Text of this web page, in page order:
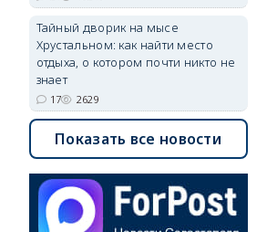
Тайный дворик на мысе
Хрустальном: как найти место
отдыха, о котором почти никто не
знает
17 2629
Показать все новости